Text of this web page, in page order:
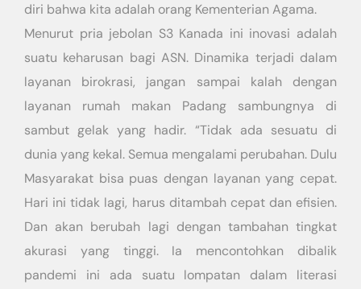
diri bahwa kita adalah orang Kementerian Agama.
Menurut pria jebolan S3 Kanada ini inovasi adalah
suatu keharusan bagi ASN. Dinamika terjadi dalam
layanan birokrasi, jangan sampai kalah dengan
layanan rumah makan Padang sambungnya di
sambut gelak yang hadir. “Tidak ada sesuatu di
dunia yang kekal. Semua mengalami perubahan. Dulu
Masyarakat bisa puas dengan layanan yang cepat.
Hari ini tidak lagi, harus ditambah cepat dan efisien.
Dan akan berubah lagi dengan tambahan tingkat
akurasi yang tinggi. Ia mencontohkan dibalik
pandemi ini ada suatu lompatan dalam literasi